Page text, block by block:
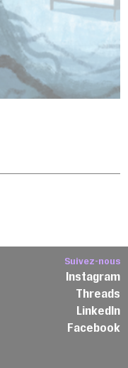
Suivez-nous
Instagram
Threads
LinkedIn
Facebook